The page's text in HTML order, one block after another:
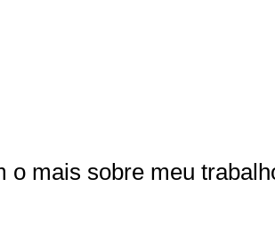
o mais sobre meu